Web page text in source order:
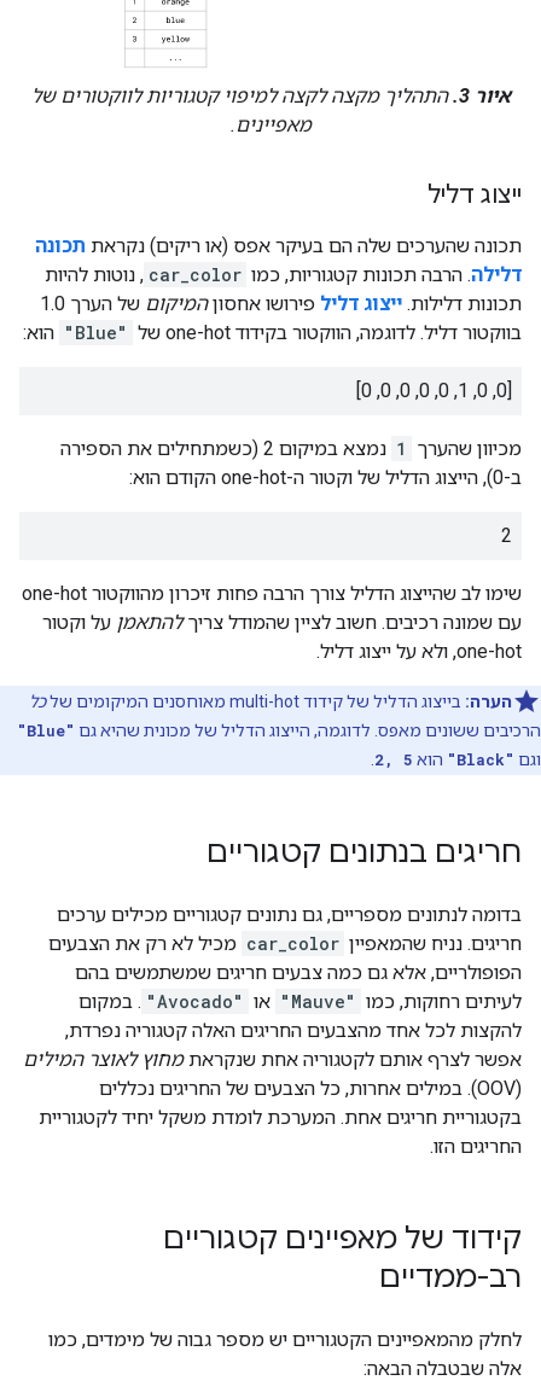
איור 3.
התהליך מקצה לקצה למיפוי קטגוריות לווקטורים של
מאפיינים.
ייצוג דליל
תכונה שהערכים שלה הם בעיקר אפס (או ריקים) נקראת תכונה
דלילה. הרבה תכונות קטגוריות, כמו car_color , נוטות להיות
תכונות דלילות. ייצוג דליל פירושו אחסוןהמיקום
של הערך 1.0
בווקטור דליל. לדוגמה, הווקטור בקידוד one-hot של
"Blue" הוא:
‫[0, 0, 1, 0, 0, 0, 0, 0]
מכיוון שהערך 1
נמצא במיקום 2 (כשמתחילים את הספירה
ב-0), הייצוג הדליל של וקטור ה-one-hot הקודם הוא:
2
שימו לב שהייצוג הדליל צורך הרבה פחות זיכרון מהווקטור one-hot
עם שמונה רכיבים. חשוב לציין שהמודל צריךלהתאמן על וקטור
one-hot, ולא על ייצוג דליל.
הערה: בייצוג הדליל של קידוד multi-hot מאוחסנים המיקומים של
כל
הרכיבים ששונים מאפס. לדוגמה, הייצוג הדליל של מכונית שהיא גם "Blue"
וגם "Black" הוא 2, 5
חריגים בנתונים קטגוריים
בדומה לנתונים מספריים, גם נתונים קטגוריים מכילים ערכים
חריגים. נניח שהמאפיין car_color מכיל לא רק את הצבעים
הפופולריים, אלא גם כמה צבעים חריגים שמשתמשים בהם
לעיתים רחוקות, כמו "Mauve" או "Avocado" . במקום
להקצות לכל אחד מהצבעים החריגים האלה קטגוריה נפרדת,
אפשר לצרף אותם לקטגוריה אחת שנקראתמחוץ לאוצר המילים
(OOV). במילים אחרות, כל הצבעים של החריגים נכללים
בקטגוריית חריגים אחת. המערכת לומדת משקל יחיד לקטגוריית
החריגים הזו.
קידוד של מאפיינים קטגוריים
רב-ממדיים
לחלק מהמאפיינים הקטגוריים יש מספר גבוה של מימדים, כמו
אלה שבטבלה הבאה: